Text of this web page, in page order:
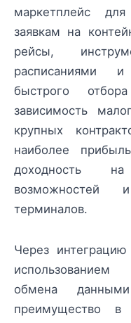
маркетплейс
заявкам на
рейсы,
расписаниями
быстрого
зависимость
крупных
наиболее
доходность
возможностей
терминалов.
Через
использованием
обмена
преимущество в